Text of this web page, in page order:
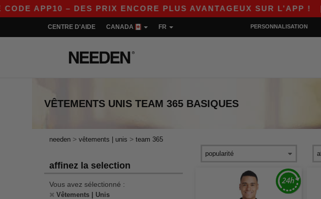
– DES PRIX ENCORE PLUS AVANTAGEUX SUR L’APP !|
CENTRE D'AIDE CANADA FR PERSONNALISATION
VÊTEMENTS UNIS TEAM 365 BASIQUES
needen > vêtements | unis > team 365
affinez la selection
Vous avez sélectionné :
Vêtements | Unis